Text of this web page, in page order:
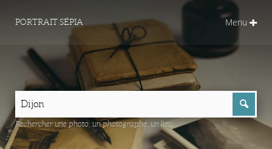
PORTRAIT SÉPIA Menu
Rechercher une photo, un photographe, un lieu...